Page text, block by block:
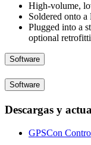
High-volume,
Soldered onto a
Plugged into a
optional
Software
Software
Descargas y
GPSCon